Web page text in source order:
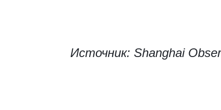
Источник: Shanghai